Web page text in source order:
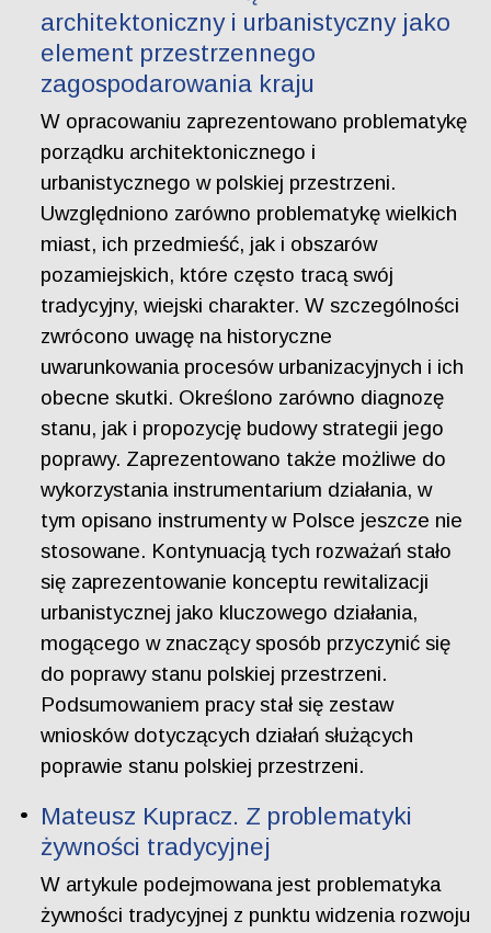
architektoniczny i urbanistyczny jako
element przestrzennego
zagospodarowania kraju
W opracowaniu zaprezentowano problematykę
porządku architektonicznego i
urbanistycznego w polskiej przestrzeni.
Uwzględniono zarówno problematykę wielkich
miast, ich przedmieść, jak i obszarów
pozamiejskich, które często tracą swój
tradycyjny, wiejski charakter. W szczególności
zwrócono uwagę na historyczne
uwarunkowania procesów urbanizacyjnych i ich
obecne skutki. Określono zarówno diagnozę
stanu, jak i propozycję budowy strategii jego
poprawy. Zaprezentowano także możliwe do
wykorzystania instrumentarium działania, w
tym opisano instrumenty w Polsce jeszcze nie
stosowane. Kontynuacją tych rozważań stało
się zaprezentowanie konceptu rewitalizacji
urbanistycznej jako kluczowego działania,
mogącego w znaczący sposób przyczynić się
do poprawy stanu polskiej przestrzeni.
Podsumowaniem pracy stał się zestaw
wniosków dotyczących działań służących
poprawie stanu polskiej przestrzeni.
Mateusz Kupracz. Z problematyki
żywności tradycyjnej
W artykule podejmowana jest problematyka
żywności tradycyjnej z punktu widzenia rozwoju